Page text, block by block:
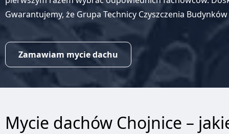
Gwarantujemy, że Grupa Technicy Czyszczenia
Zamawiam mycie dachu
Mycie dachów Chojnice –